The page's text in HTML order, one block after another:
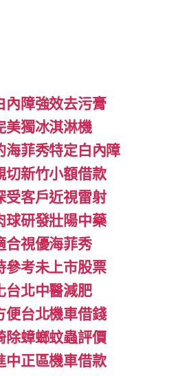
內障強效去污膏
美獨冰淇淋機
海菲秀特定白內障
切新竹小額借款
受客戶近視雷射
球研發壯陽中藥
合視優海菲秀
參考未上市股票
台北中醫減肥
便台北機車借錢
除蟑螂蚊蟲評價
中正區機車借款